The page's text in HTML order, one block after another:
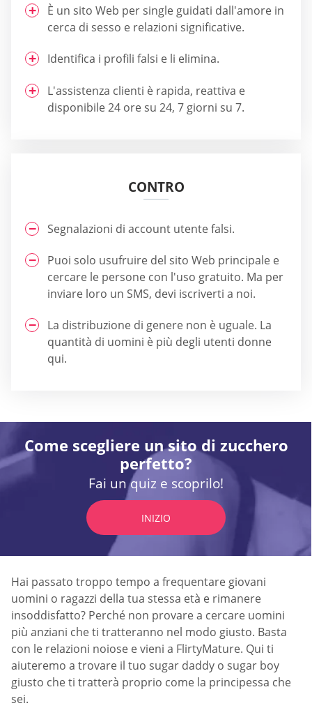
È un sito Web per single guidati dall'amore in
cerca di sesso e relazioni significative.
Identifica i profili falsi e li elimina.
L'assistenza clienti è rapida, reattiva e
disponibile 24 ore su 24, 7 giorni su 7.
CONTRO
Segnalazioni di account utente falsi.
Puoi solo usufruire del sito Web principale e
cercare le persone con l'uso gratuito. Ma per
inviare loro un SMS, devi iscriverti a noi.
La distribuzione di genere non è uguale. La
quantità di uomini è più degli utenti donne
qui.
Come scegliere un sito di zucchero
perfetto?
Fai un quiz e scoprilo!
INIZIO
Hai passato troppo tempo a frequentare giovani
uomini o ragazzi della tua stessa età e rimanere
insoddisfatto? Perché non provare a cercare uomini
più anziani che ti tratteranno nel modo giusto. Basta
con le relazioni noiose e vieni a FlirtyMature. Qui ti
aiuteremo a trovare il tuo sugar daddy o sugar boy
giusto che ti tratterà proprio come la principessa che
sei.